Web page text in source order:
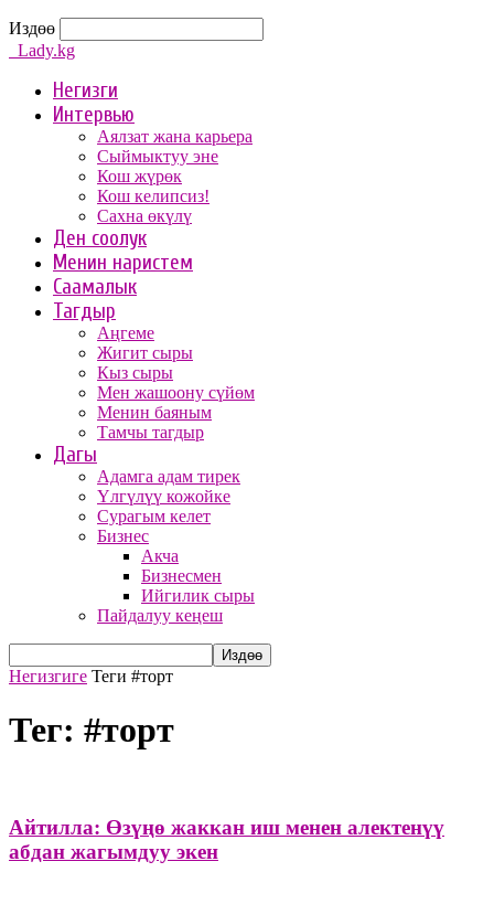
Издөө
Lady.kg
Негизги
Интервью
Аялзат жана карьера
Сыймыктуу эне
Кош жүрөк
Кош келипсиз!
Сахна өкүлү
Ден соолук
Менин наристем
Саамалык
Тагдыр
Аңгеме
Жигит сыры
Кыз сыры
Мен жашоону сүйөм
Менин баяным
Тамчы тагдыр
Дагы
Адамга адам тирек
Үлгүлүү кожойке
Сурагым келет
Бизнес
Акча
Бизнесмен
Ийгилик сыры
Пайдалуу кеңеш
Негизгиге Теги #торт
Тег: #торт
Айтилла: Өзүңө жаккан иш менен алектенүү
абдан жагымдуу экен